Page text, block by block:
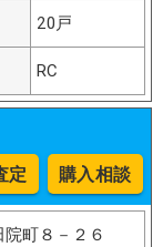
20戸
RC
定 購入相談
町８－２６